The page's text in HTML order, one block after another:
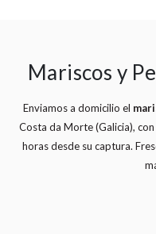
Mariscos y
Enviamos a domicilio el
Costa da Morte (Galicia),
horas desde su captura.